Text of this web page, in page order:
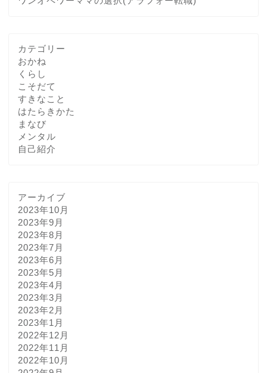
カテゴリー
おかね
くらし
こそだて
すきなこと
はたらきかた
まなび
メンタル
自己紹介
アーカイブ
2023年10月
2023年9月
2023年8月
2023年7月
2023年6月
2023年5月
2023年4月
2023年3月
2023年2月
2023年1月
2022年12月
2022年11月
2022年10月